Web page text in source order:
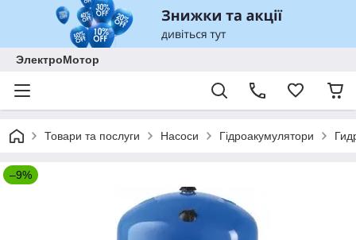
ЭлектроМотор
Товари та послуги Насоси Гідроакумулятори
–9%